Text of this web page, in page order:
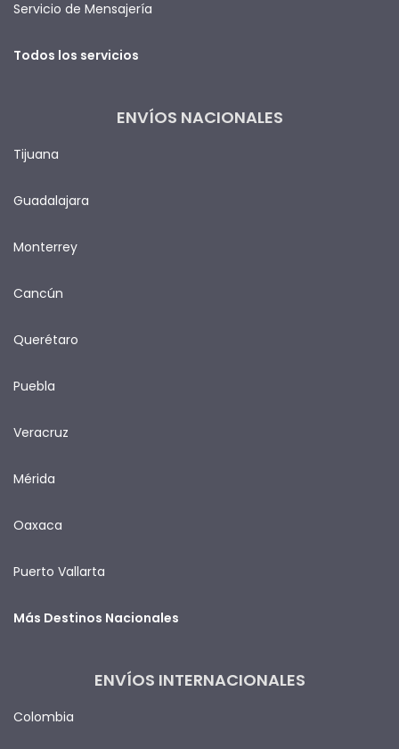
Servicio de Mensajería
Todos los servicios
ENVÍOS NACIONALES
Tijuana
Guadalajara
Monterrey
Cancún
Querétaro
Puebla
Veracruz
Mérida
Oaxaca
Puerto Vallarta
Más Destinos Nacionales
ENVÍOS INTERNACIONALES
Colombia